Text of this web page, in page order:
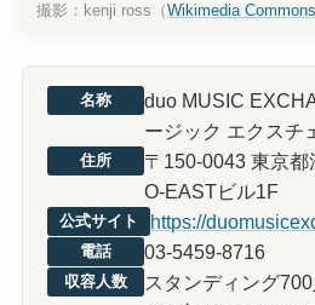
撮影：kenji ross（Wikimedia Commons
名称
duo MUSIC
ージック エクスチ
住所
〒150-0043 東京
O-EASTビル1F
公式サイト https://
電話 03-5459-8716
収容人数
スタンディング